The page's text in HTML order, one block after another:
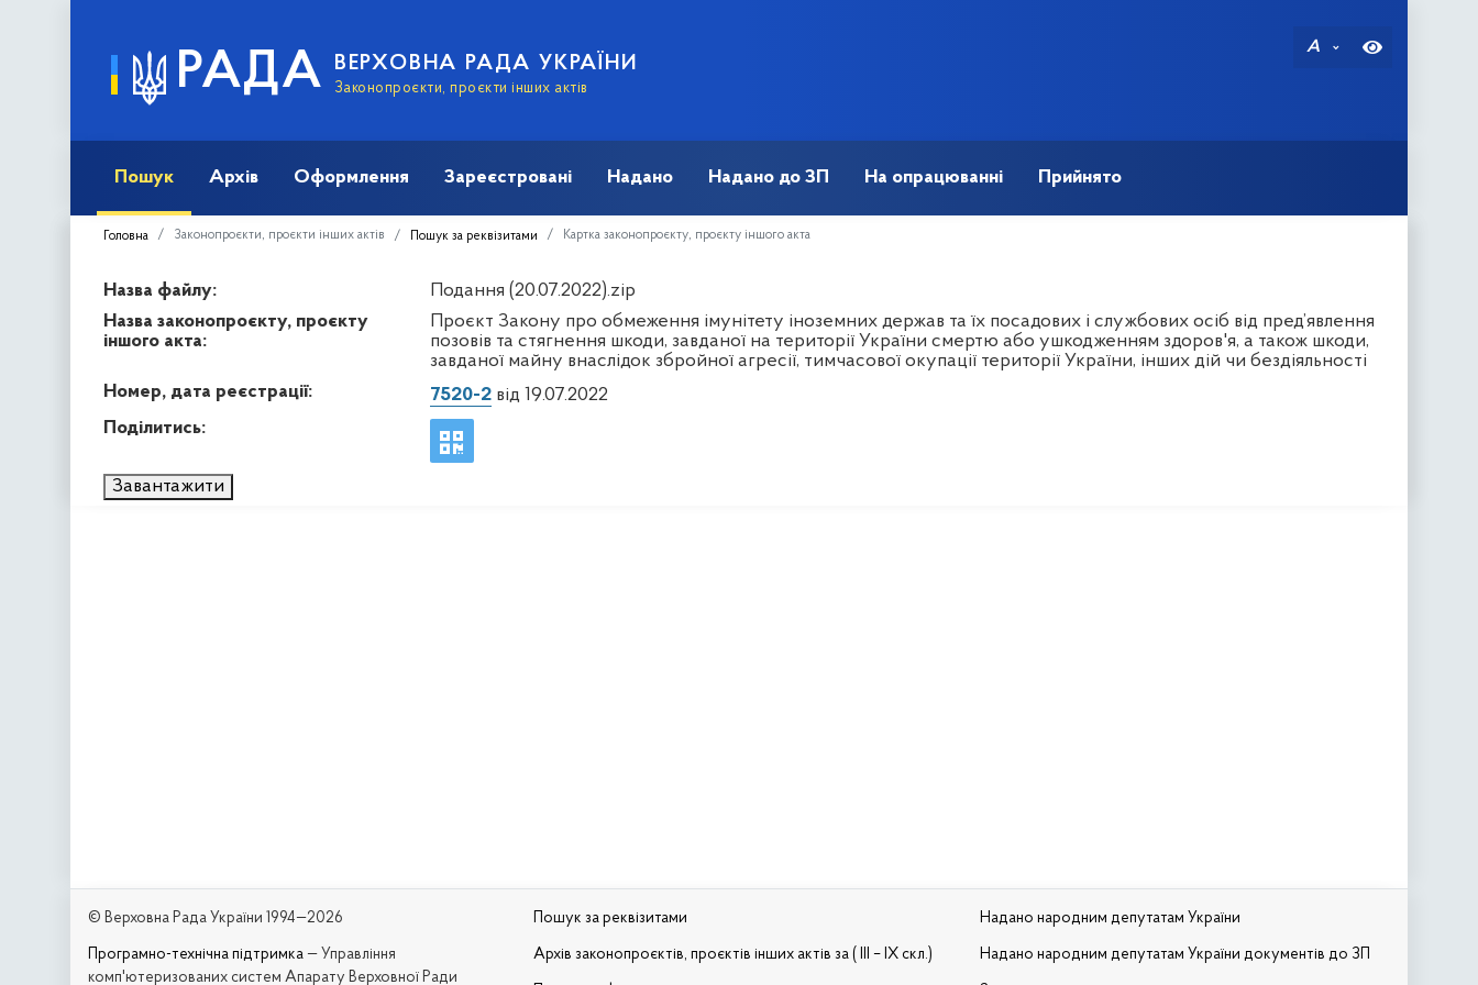
РАДА ВЕРХОВНА РАДА УКРАЇНИ
Законопроєкти, проєкти інших актів
A
Пошук Архів Оформлення Зареєстровані Надано Надано до ЗП На опрацюванні Прийнято
Головна Законопроєкти, проєкти інших актів Пошук за реквізитами Картка законопроєкту, проєкту іншого акта
Назва файлу:
Подання (20.07.2022).zip
Назва законопроєкту, проєкту
іншого акта:
Проєкт Закону про обмеження імунітету іноземних держав та їх посадових і службових осіб від пред’явлення
позовів та стягнення шкоди, завданої на території України смертю або ушкодженням здоров'я, а також шкоди,
завданої майну внаслідок збройної агресії, тимчасової окупації території України, інших дій чи бездіяльності
Номер, дата реєстрації:
7520-2від 19.07.2022
Поділитись:
Завантажити
© Верховна Рада України 1994—2026
Програмно-технічна підтримка — Управління
комп'ютеризованих систем Апарату Верховної Ради
Пошук за реквізитами
Архів законопроєктів, проєктів інших актів за ( III – IX скл.)
Надано народним депутатам України
Надано народним депутатам України документів до ЗП